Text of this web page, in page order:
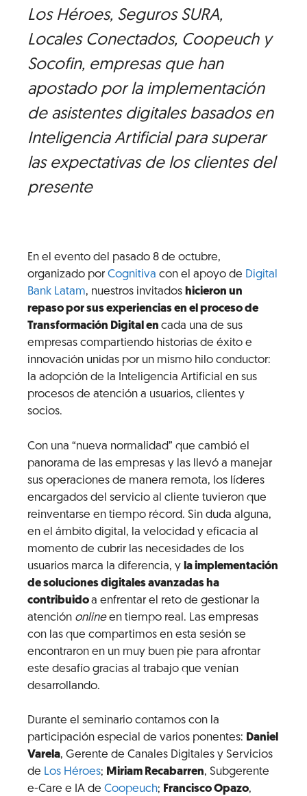
Los Héroes, Seguros SURA,
Locales Conectados, Coopeuch y
Socofin, empresas que han
apostado por la implementación
de asistentes digitales basados en
Inteligencia Artificial para superar
las expectativas de los clientes del
presente
En el evento del pasado 8 de octubre,
organizado porCognitiva con el apoyo de Digital
Bank Latam, nuestros invitados hicieron un
repaso por sus experiencias en el proceso de
Transformación Digital en cada una de sus
empresas compartiendo historias de éxito e
innovación unidas por un mismo hilo conductor:
la adopción de la Inteligencia Artificial en sus
procesos de atención a usuarios, clientes y
socios.
Con una “nueva normalidad” que cambió el
panorama de las empresas y las llevó a manejar
sus operaciones de manera remota, los líderes
encargados del servicio al cliente tuvieron que
reinventarse en tiempo récord. Sin duda alguna,
en el ámbito digital, la velocidad y eficacia al
momento de cubrir las necesidades de los
usuarios marca la diferencia, y la implementación
de soluciones digitales avanzadas ha
contribuidoa enfrentar el reto de gestionar la
atención onlineen tiempo real. Las empresas
con las que compartimos en esta sesión se
encontraron en un muy buen pie para afrontar
este desafío gracias al trabajo que venían
desarrollando.
Durante el seminario contamos con la
participación especial de varios ponentes: Daniel
Varela, Gerente de Canales Digitales y Servicios
de Los Héroes; Miriam Recabarren, Subgerente
e-Care e IA de Coopeuch; Francisco Opazo,